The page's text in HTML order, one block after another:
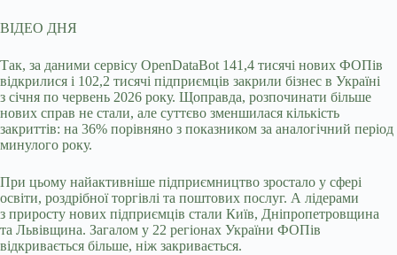
ВІДЕО ДНЯ
Так, за даними сервісу OpenDataBot 141,4 тисячі нових ФОПів
відкрилися і 102,2 тисячі підприємців закрили бізнес в Україні
з січня по червень 2026 року. Щоправда, розпочинати більше
нових справ не стали, але суттєво зменшилася кількість
закриттів: на 36% порівняно з показником за аналогічний період
минулого року.
При цьому найактивніше підприємництво зростало у сфері
освіти, роздрібної торгівлі та поштових послуг. А лідерами
з приросту нових підприємців стали Київ, Дніпропетровщина
та Львівщина. Загалом у 22 регіонах України ФОПів
відкривається більше, ніж закривається.